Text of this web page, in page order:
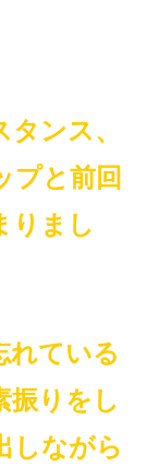
ンス、
プと前回
りまし
れている
振りをし
しながら